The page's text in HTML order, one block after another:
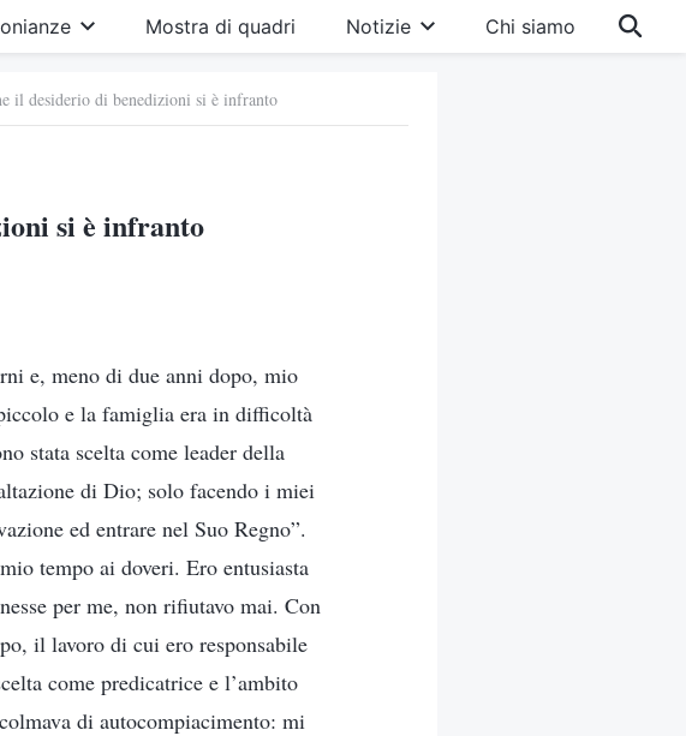
Mostra di quadri Notizie Chi siamo
il desiderio di benedizioni si è infranto
si è infranto
e, meno di due anni dopo, mio
e la famiglia era in difficoltà
stata scelta come leader della
di Dio; solo facendo i miei
ed entrare nel Suo Regno”.
tempo ai doveri. Ero entusiasta
per me, non rifiutavo mai. Con
il lavoro di cui ero responsabile
come predicatrice e l’ambito
di autocompiacimento: mi